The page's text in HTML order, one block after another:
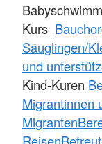
Kurs
Säuglingen/
und
Kind-Kuren
Migrantinnen
Migranten